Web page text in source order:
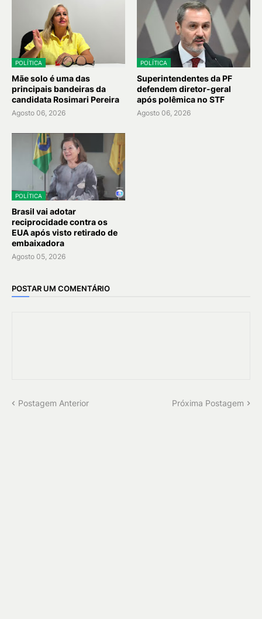
POLÍTICA
Mãe solo é uma das
principais bandeiras da
candidata Rosimari Pereira
Agosto 06, 2026
POLÍTICA
Superintendentes da PF
defendem diretor-geral
após polêmica no STF
Agosto 06, 2026
POLÍTICA
Brasil vai adotar
reciprocidade contra os
EUA após visto retirado de
embaixadora
Agosto 05, 2026
POSTAR UM COMENTÁRIO
Postagem Anterior Próxima Postagem